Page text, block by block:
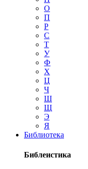
О
П
Р
С
Т
У
Ф
Х
Ц
Ч
Ш
Щ
Э
Я
Библиотека
Библеистика